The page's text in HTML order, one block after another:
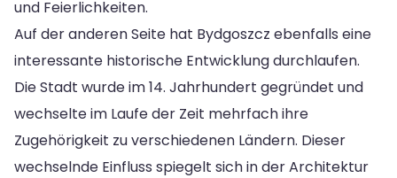
und Feierlichkeiten.
Auf der anderen Seite hat Bydgoszcz ebenfalls eine
interessante historische Entwicklung durchlaufen.
Die Stadt wurde im 14. Jahrhundert gegründet und
wechselte im Laufe der Zeit mehrfach ihre
Zugehörigkeit zu verschiedenen Ländern. Dieser
wechselnde Einfluss spiegelt sich in der Architektur